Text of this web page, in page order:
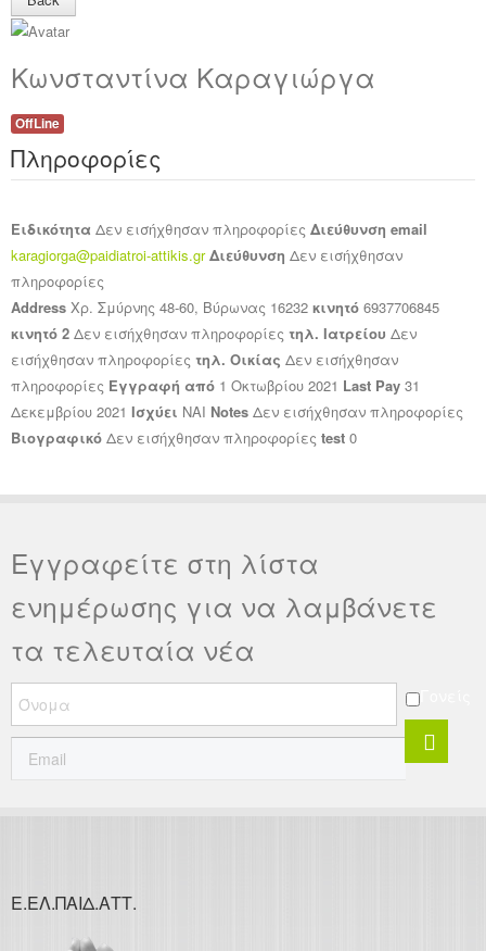
Κωνσταντίνα Καραγιώργα
OffLine
Πληροφορίες
Ειδικότητα Δεν εισήχθησαν πληροφορίες Διεύθυνση email
karagiorga@paidiatroi-attikis.gr Διεύθυνση Δεν εισήχθησαν
πληροφορίες
Address Χρ. Σμύρνης 48-60, Βύρωνας 16232 κινητό 6937706845
κινητό 2 Δεν εισήχθησαν πληροφορίες τηλ. Ιατρείου Δεν
εισήχθησαν πληροφορίες τηλ. Οικίας Δεν εισήχθησαν
πληροφορίες Εγγραφή από 1 Οκτωβρίου 2021 Last Pay 31
Δεκεμβρίου 2021 Ισχύει ΝΑΙ Notes Δεν εισήχθησαν πληροφορίες
Βιογραφικό Δεν εισήχθησαν πληροφορίες test 0
Εγγραφείτε στη λίστα
ενημέρωσης για να λαμβάνετε
τα τελευταία νέα
Γονείς
Ε.ΕΛ.ΠΑΙΔ.ΑΤΤ.
Ανακοινώσεις
Εργαλεία για Παιδιάτρους
Χρήσιμα Links
Επεξεργασία Προφίλ